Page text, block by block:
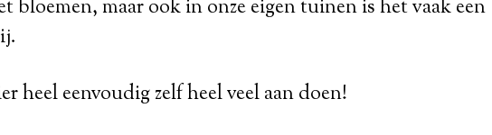
bloemen, maar ook in onze eigen tuinen is het vaak een
heel eenvoudig zelf heel veel aan doen!